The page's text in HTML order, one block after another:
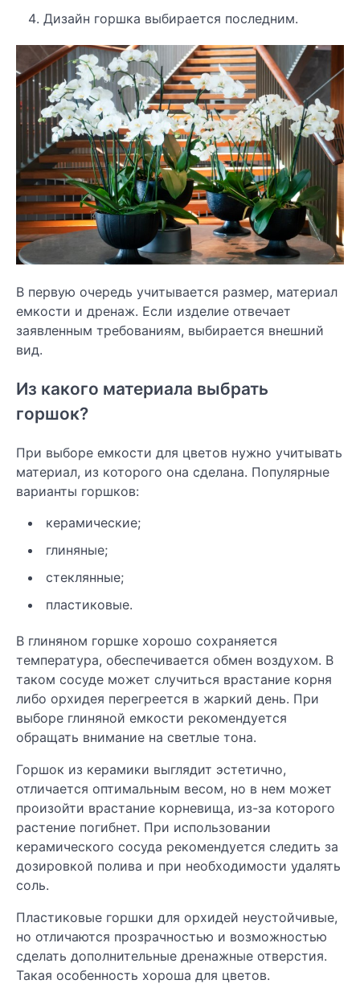
Дизайн горшка выбирается последним.
В первую очередь учитывается размер, материал
емкости и дренаж. Если изделие отвечает
заявленным требованиям, выбирается внешний
вид.
Из какого материала выбрать
горшок?
При выборе емкости для цветов нужно учитывать
материал, из которого она сделана. Популярные
варианты горшков:
керамические;
глиняные;
стеклянные;
пластиковые.
В глиняном горшке хорошо сохраняется
температура, обеспечивается обмен воздухом. В
таком сосуде может случиться врастание корня
либо орхидея перегреется в жаркий день. При
выборе глиняной емкости рекомендуется
обращать внимание на светлые тона.
Горшок из керамики выглядит эстетично,
отличается оптимальным весом, но в нем может
произойти врастание корневища, из-за которого
растение погибнет. При использовании
керамического сосуда рекомендуется следить за
дозировкой полива и при необходимости удалять
соль.
Пластиковые горшки для орхидей неустойчивые,
но отличаются прозрачностью и возможностью
сделать дополнительные дренажные отверстия.
Такая особенность хороша для цветов.